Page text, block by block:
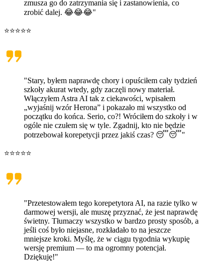
zmusza go do zatrzymania się i zastanowienia, co
zrobić dalej. 😂😂😂"
⭐⭐⭐⭐⭐
"Stary, byłem naprawdę chory i opuściłem cały tydzień
szkoły akurat wtedy, gdy zaczęli nowy materiał.
Włączyłem Astra AI tak z ciekawości, wpisałem
„wyjaśnij wzór Herona” i pokazało mi wszystko od
początku do końca. Serio, co?! Wróciłem do szkoły i w
ogóle nie czułem się w tyle. Zgadnij, kto nie będzie
potrzebował korepetycji przez jakiś czas? 😴😴"
⭐⭐⭐⭐⭐
"Przetestowałem tego korepetytora AI, na razie tylko w
darmowej wersji, ale muszę przyznać, że jest naprawdę
świetny. Tłumaczy wszystko w bardzo prosty sposób, a
jeśli coś było niejasne, rozkładało to na jeszcze
mniejsze kroki. Myślę, że w ciągu tygodnia wykupię
wersję premium — to ma ogromny potencjał.
Dziękuję!"